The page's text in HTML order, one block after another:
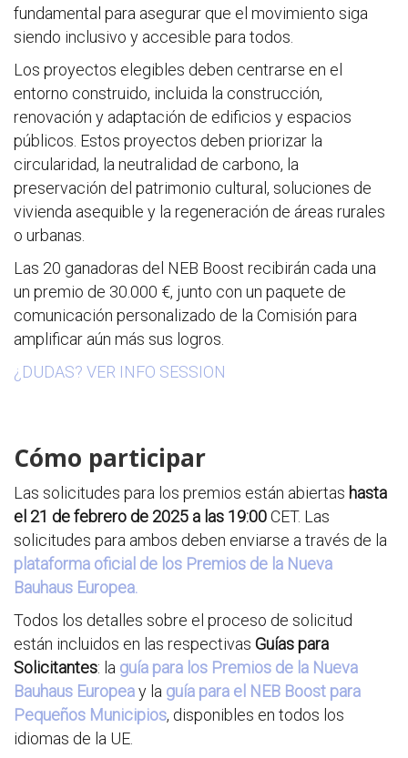
fundamental para asegurar que el movimiento siga
siendo inclusivo y accesible para todos.
Los proyectos elegibles deben centrarse en el
entorno construido, incluida la construcción,
renovación y adaptación de edificios y espacios
públicos. Estos proyectos deben priorizar la
circularidad, la neutralidad de carbono, la
preservación del patrimonio cultural, soluciones de
vivienda asequible y la regeneración de áreas rurales
o urbanas.
Las 20 ganadoras del NEB Boost recibirán cada una
un premio de 30.000 €, junto con un paquete de
comunicación personalizado de la Comisión para
amplificar aún más sus logros.
¿DUDAS? VER INFO SESSION
Cómo participar
Las solicitudes para los premios están abiertas hasta
el 21 de febrero de 2025 a las 19:00CET. Las
solicitudes para ambos deben enviarse a través de la
plataforma oficial de los Premios de la Nueva
Bauhaus Europea.
Todos los detalles sobre el proceso de solicitud
están incluidos en las respectivas Guías para
Solicitantes: la guía para los Premios de la Nueva
Bauhaus Europeay la guía para el NEB Boost para
Pequeños Municipios, disponibles en todos los
idiomas de la UE.